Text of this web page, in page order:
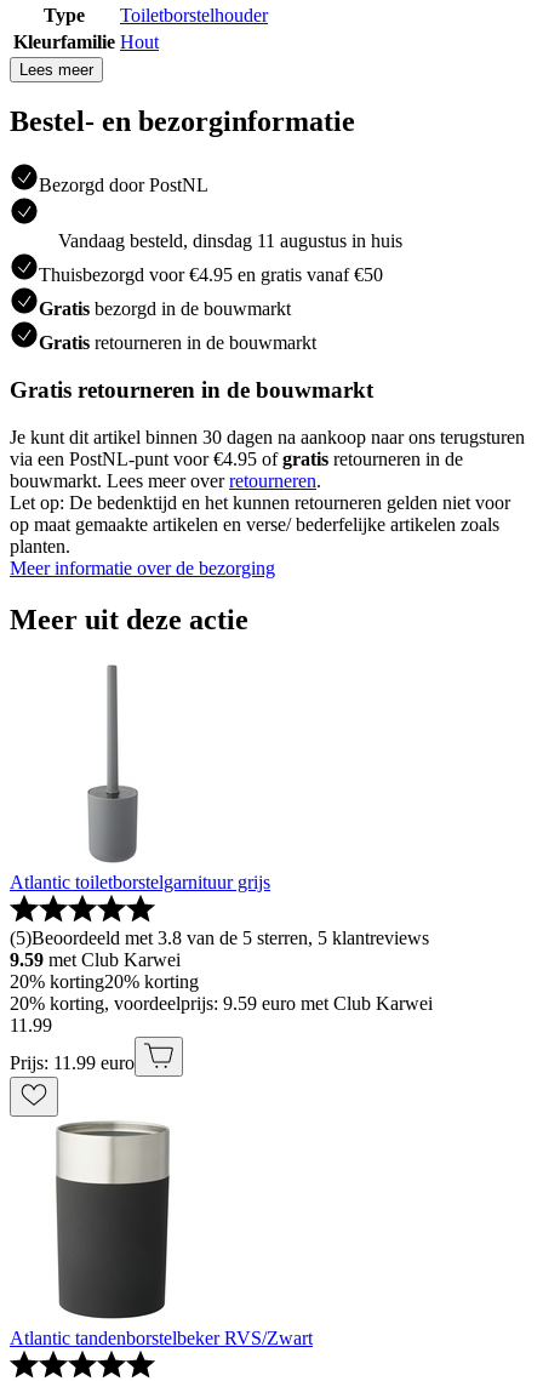
Type
Toiletborstelhouder
Kleurfamilie Hout
Lees meer
Bestel- en bezorginformatie
Bezorgd door PostNL
Vandaag besteld, dinsdag 11 augustus in huis
Thuisbezorgd voor €4.95 en gratis vanaf €50
Gratis bezorgd in de bouwmarkt
Gratis retourneren in de bouwmarkt
Gratis retourneren in de bouwmarkt
Je kunt dit artikel binnen 30 dagen na aankoop naar ons terugsturen
via een PostNL-punt voor €4.95 ofgratis retourneren in de
bouwmarkt. Lees meer overretourneren.
Let op: De bedenktijd en het kunnen retourneren gelden niet voor
op maat gemaakte artikelen en verse/ bederfelijke artikelen zoals
planten.
Meer informatie over de bezorging
Meer uit deze actie
Atlantic toiletborstelgarnituur grijs
(5)Beoordeeld met 3.8 van de 5 sterren, 5 klantreviews
9.59 met Club Karwei
20% korting20% korting
20% korting, voordeelprijs: 9.59 euro met Club Karwei
11 .99
Prijs: 11.99 euro
Atlantic tandenborstelbeker RVS/Zwart